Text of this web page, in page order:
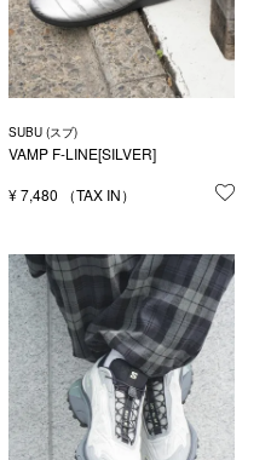
お気に入りに登録する
SUBU (スブ)
VAMP F-LINE[SILVER]
¥7,480